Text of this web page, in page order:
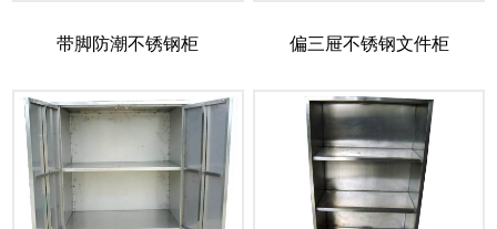
带脚防潮不锈钢柜 偏三屉不锈钢文件柜